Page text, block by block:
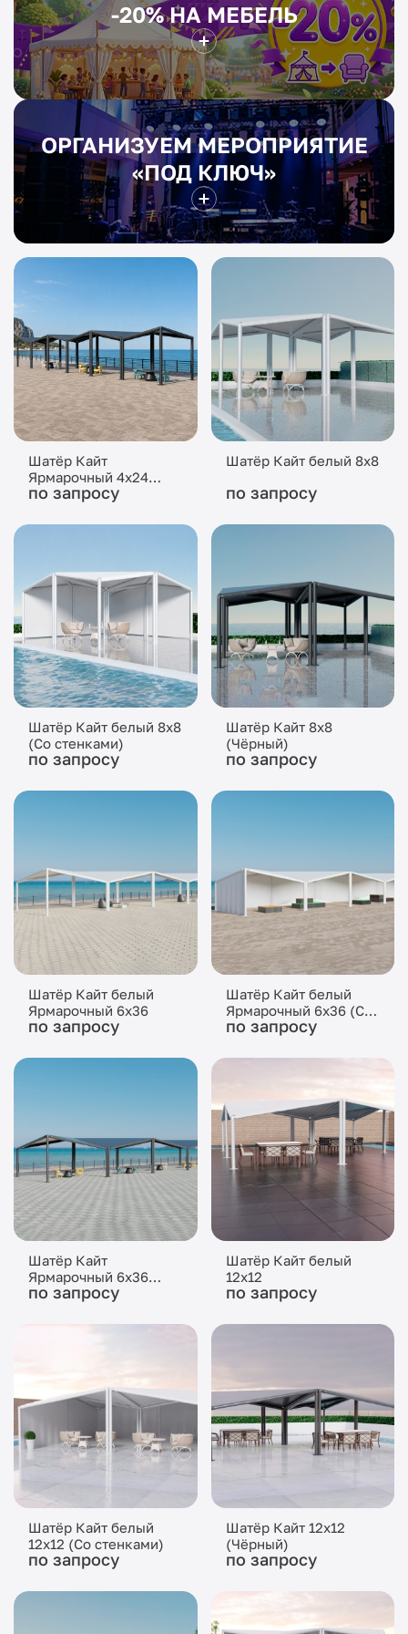
-20% НА МЕБЕЛЬ
ОРГАНИЗУЕМ МЕРОПРИЯТИЕ
«ПОД КЛЮЧ»
Шатёр Кайт
Ярмарочный 4x24
(Чёрный)
по запросу
Шатёр Кайт белый 8x8
по запросу
Шатёр Кайт белый 8x8
(Со стенками)
по запросу
Шатёр Кайт 8x8
(Чёрный)
по запросу
Шатёр Кайт белый
Ярмарочный 6x36
по запросу
Шатёр Кайт белый
Ярмарочный 6x36 (Со
стенками)
по запросу
Шатёр Кайт
Ярмарочный 6x36
(Чёрный)
по запросу
Шатёр Кайт белый
12x12
по запросу
Шатёр Кайт белый
12x12 (Со стенками)
по запросу
Шатёр Кайт 12x12
(Чёрный)
по запросу